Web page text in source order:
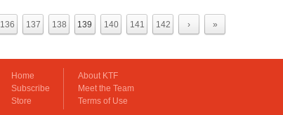
136 137 138 139 140 141 142 › »
Home
Subscribe
Store
About KTF
Meet the Team
Terms of Use